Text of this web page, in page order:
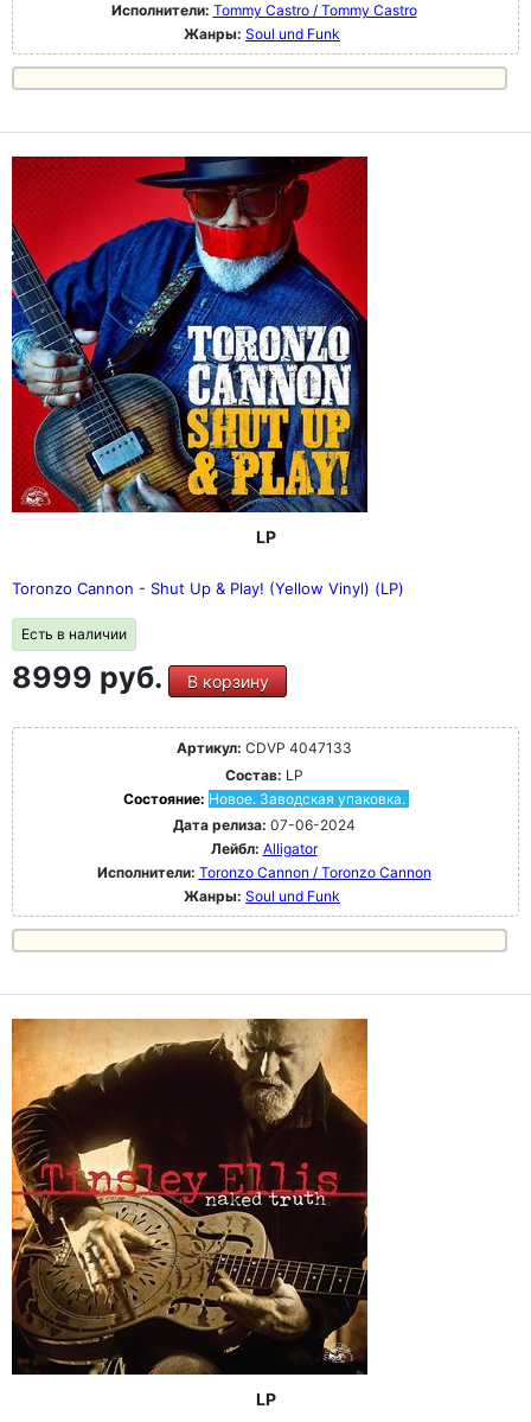
Исполнители: Tommy Castro / Tommy Castro
Жанры: Soul und Funk
LP
Toronzo Cannon - Shut Up & Play! (Yellow Vinyl) (LP)
Есть в наличии
8999 руб. В корзину
Артикул: CDVP 4047133
Состав: LP
Состояние: Новое. Заводская упаковка.
Дата релиза: 07-06-2024
Лейбл: Alligator
Исполнители: Toronzo Cannon / Toronzo Cannon
Жанры: Soul und Funk
LP